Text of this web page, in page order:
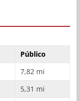
Público
7,82 mi
5,31 mi